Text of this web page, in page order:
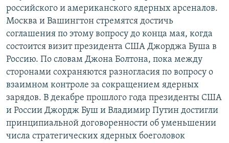
Все сайты РСЕ/РС
российского и американского ядерных арсеналов.
Москва и Вашингтон стремятся достичь
соглашения по этому вопросу до конца мая, когда
состоится визит президента США Джорджа Буша в
Россию. По словам Джона Болтона, пока между
сторонами сохраняются разногласия по вопросу о
взаимном контроле за сокращением ядерных
зарядов. В декабре прошлого года президенты США
и России Джордж Буш и Владимир Путин достигли
принципиальной договоренности об уменьшении
числа стратегических ядерных боеголовок